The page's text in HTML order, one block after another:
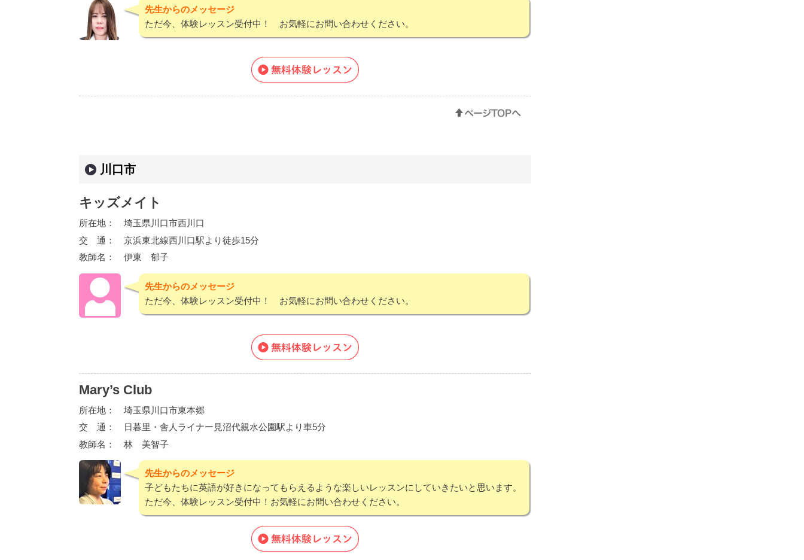
先生からのメッセージ
ただ今、体験レッスン受付中！ お気軽にお問い合わせください。
川口市
キッズメイト
所在地：
埼玉県川口市西川口
交 通：
京浜東北線西川口駅より徒歩15分
教師名：
伊東 郁子
先生からのメッセージ
ただ今、体験レッスン受付中！ お気軽にお問い合わせください。
Mary’s Club
所在地：
埼玉県川口市東本郷
交 通：
日暮里・舎人ライナー見沼代親水公園駅より車5分
教師名：
林 美智子
先生からのメッセージ
子どもたちに英語が好きになってもらえるような楽しいレッスンにしていきたいと思います。
ただ今、体験レッスン受付中！お気軽にお問い合わせください。